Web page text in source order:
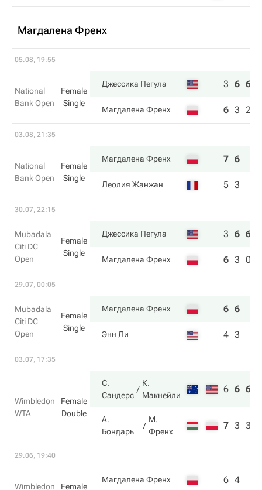
Магдалена Френх
05.08, 19:55
National
Bank Open
Female
Single
Джессика Пегула 3 6 6
Магдалена Френх 6 3 2
03.08, 21:35
National
Bank Open
Female
Single
Магдалена Френх 7 6
Леолия Жанжан 5 3
30.07, 22:15
Mubadala
Citi DC
Open
Female
Single
Джессика Пегула 3 6 6
Магдалена Френх 6 3 0
29.07, 00:05
Mubadala
Citi DC
Open
Female
Single
Магдалена Френх 6 6
Энн Ли 4 3
03.07, 17:35
Wimbledon
WTA
Female
Double
С.
Сандерс
К.
Макнейли
6 6 6
А.
Бондарь
М.
Френх
7 3 3
29.06, 19:40
Wimbledon Female
Магдалена Френх 6 4